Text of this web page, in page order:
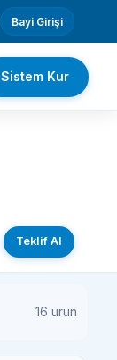
Bayi Girişi
Sistem Kur
Teklif Al
16 ürün